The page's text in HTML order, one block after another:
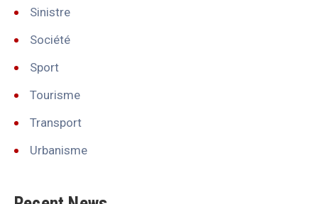
Sinistre
Société
Sport
Tourisme
Transport
Urbanisme